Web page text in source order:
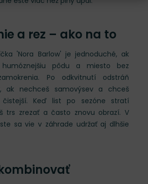
a rez – ako na to
'Nora Barlow' je jednoduché, ak
pôdu a miesto bez
Po odkvitnutí odstráň
ak nechceš samovýsev a chceš
čistejší. Keď list po sezóne stratí
trs zrezať a často znovu obrazí. V
sa vie v záhrade udržať aj dlhšie